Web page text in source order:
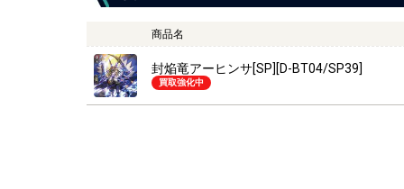
商品名
封焔竜アーヒンサ[SP][D-BT04/SP39]
買取強化中